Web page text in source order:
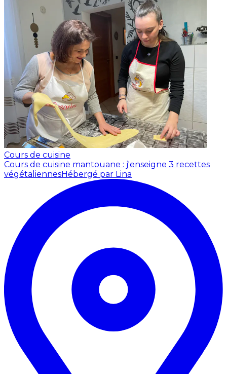
Cours de cuisine
Cours de cuisine mantouane : j'enseigne 3 recettes
végétaliennesHébergé par Lina